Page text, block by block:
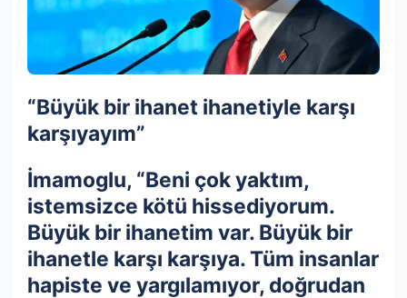
“Büyük bir ihanet ihanetiyle karşı
karşıyayım”
İmamoglu, “Beni çok yaktım,
istemsizce kötü hissediyorum.
Büyük bir ihanetim var. Büyük bir
ihanetle karşı karşıya. Tüm insanlar
hapiste ve yargılamıyor, doğrudan